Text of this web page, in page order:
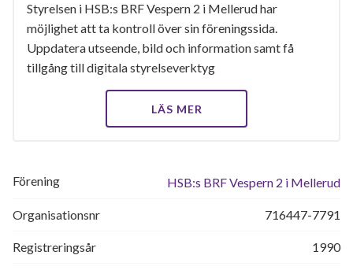
Styrelsen i HSB:s BRF Vespern 2 i Mellerud har
möjlighet att ta kontroll över sin föreningssida.
Uppdatera utseende, bild och information samt få
tillgång till digitala styrelseverktyg
LÄS MER
Förening HSB:s BRF Vespern 2 i Mellerud
Organisationsnr 716447-7791
Registreringsår 1990